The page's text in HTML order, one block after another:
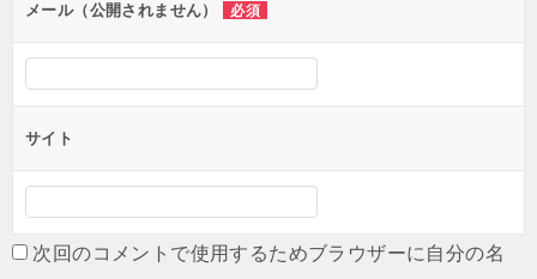
ー
シ
ョ
ン
メール（公開されません） 必須
サイト
次回のコメントで使用するためブラウザーに自分の名